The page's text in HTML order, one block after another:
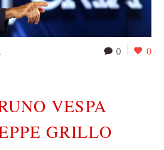
0 0
VESPA
GRILLO